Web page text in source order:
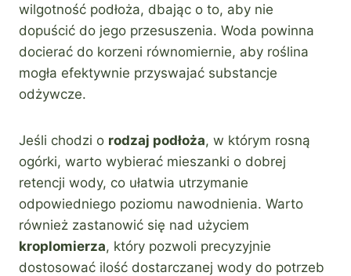
wilgotność podłoża, dbając o to, aby nie
dopuścić do jego przesuszenia. Woda powinna
docierać do korzeni równomiernie, aby roślina
mogła efektywnie przyswajać substancje
odżywcze.
Jeśli chodzi o rodzaj podłoża, w którym rosną
ogórki, warto wybierać mieszanki o dobrej
retencji wody, co ułatwia utrzymanie
odpowiedniego poziomu nawodnienia. Warto
również zastanowić się nad użyciem
kroplomierza, który pozwoli precyzyjnie
dostosować ilość dostarczanej wody do potrzeb